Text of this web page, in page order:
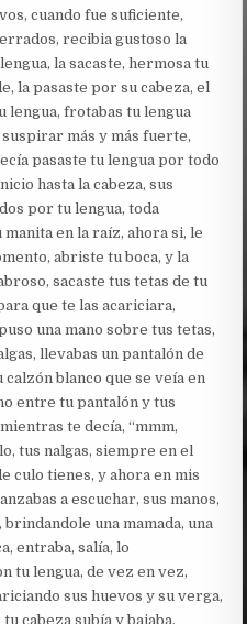
cuando fue suficiente,
recibia gustoso la
la sacaste, hermosa tu
la pasaste por su cabeza, el
lengua, frotabas tu lengua
más y más fuerte,
pasaste tu lengua por todo
hasta la cabeza, sus
por tu lengua, toda
en la raíz, ahora si, le
abriste tu boca, y la
sacaste tus tetas de tu
que te las acariciara,
una mano sobre tus tetas,
llevabas un pantalón de
blanco que se veía en
entre tu pantalón y tus
te decía, “mmm,
tus nalgas, siempre en el
culo tienes, y ahora en mis
a escuchar, sus manos,
una mamada, una
entraba, salía, lo
tu lengua, de vez en vez,
sus huevos y su verga,
cabeza subía y bajaba,